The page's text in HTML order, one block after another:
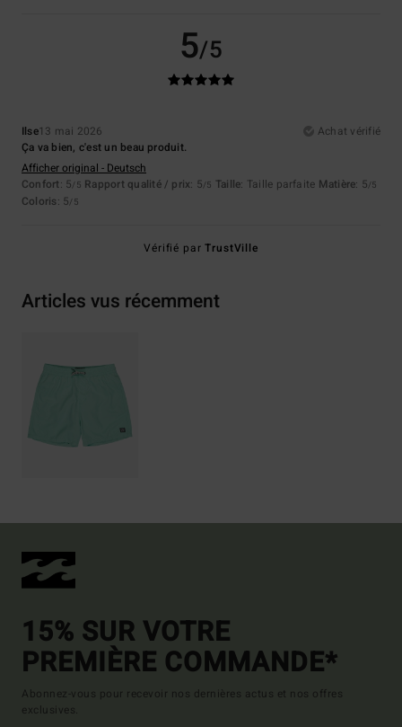
5/5
Ilse13 mai 2026
Achat vérifié
Ça va bien, c'est un beau produit.
Afficher original - Deutsch
Confort: 5/5 Rapport qualité / prix: 5/5 Taille: Taille parfaite Matière: 5/5
Coloris: 5/5
Vérifié parTrustVille
Articles vus récemment
15% SUR VOTRE
PREMIÈRE COMMANDE*
Abonnez-vous pour recevoir nos dernières actus et nos offres
exclusives.